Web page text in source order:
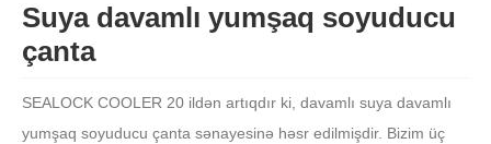
Suya davamlı yumşaq soyuducu
çanta
SEALOCK COOLER 20 ildən artıqdır ki, davamlı suya davamlı
yumşaq soyuducu çanta sənayesinə həsr edilmişdir. Bizim üç